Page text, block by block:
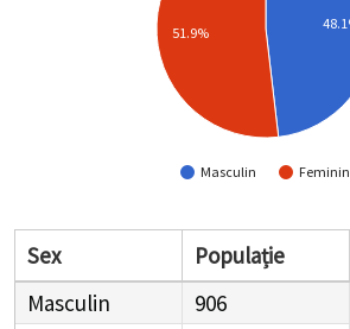
Masculin Feminin
51.9%
Sex Populație
Masculin
906